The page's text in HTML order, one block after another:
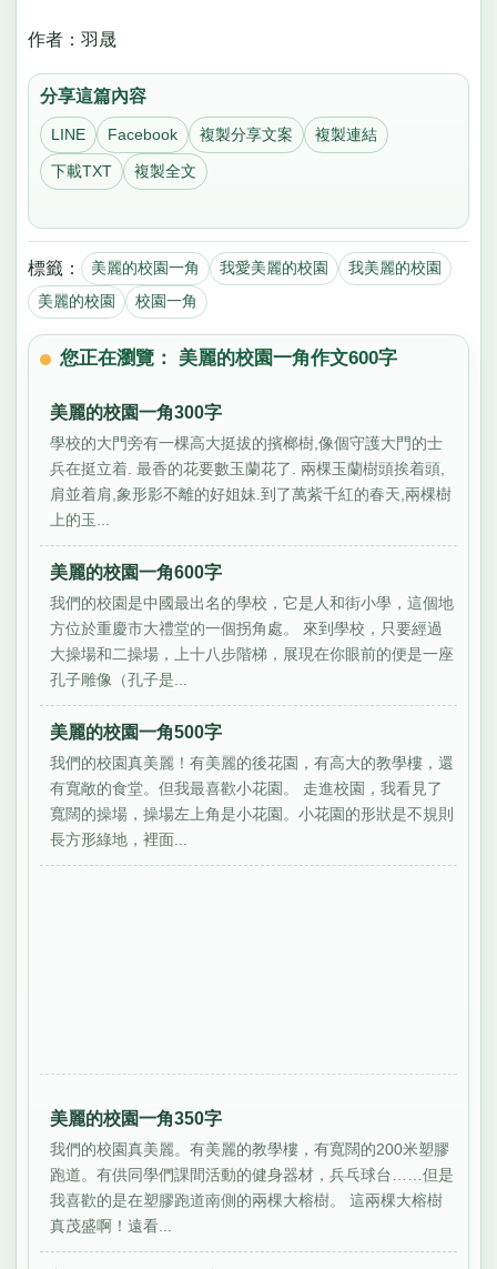
作者：羽晟
分享這篇內容
LINE Facebook 複製分享文案 複製連結
下載TXT 複製全文
標籤： 美麗的校園一角 我愛美麗的校園
我美麗的校園
美麗的校園
校園一角
您正在瀏覽： 美麗的校園一角作文600字
美麗的校園一角300字
學校的大門旁有一棵高大挺拔的擯榔樹,像個守護大門的士
兵在挺立着. 最香的花要數玉蘭花了. 兩棵玉蘭樹頭挨着頭,
肩並着肩,象形影不離的好姐妹.到了萬紫千紅的春天,兩棵樹
上的玉...
美麗的校園一角600字
我們的校園是中國最出名的學校，它是人和街小學，這個地
方位於重慶市大禮堂的一個拐角處。 來到學校，只要經過
大操場和二操場，上十八步階梯，展現在你眼前的便是一座
孔子雕像（孔子是...
美麗的校園一角500字
我們的校園真美麗！有美麗的後花園，有高大的教學樓，還
有寬敞的食堂。但我最喜歡小花園。 走進校園，我看見了
寬闊的操場，操場左上角是小花園。小花園的形狀是不規則
長方形綠地，裡面...
美麗的校園一角350字
我們的校園真美麗。有美麗的教學樓，有寬闊的200米塑膠
跑道。有供同學們課間活動的健身器材，兵乓球台……但是
我喜歡的是在塑膠跑道南側的兩棵大榕樹。 這兩棵大榕樹
真茂盛啊！遠看...